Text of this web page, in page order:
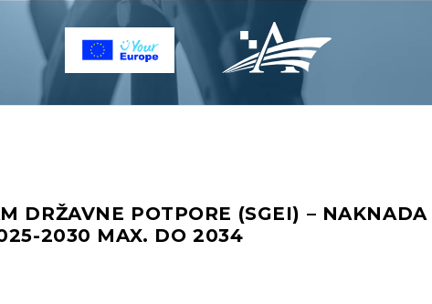
DRŽAVNE POTPORE (SGEI) –
2030 MAX. DO 2034